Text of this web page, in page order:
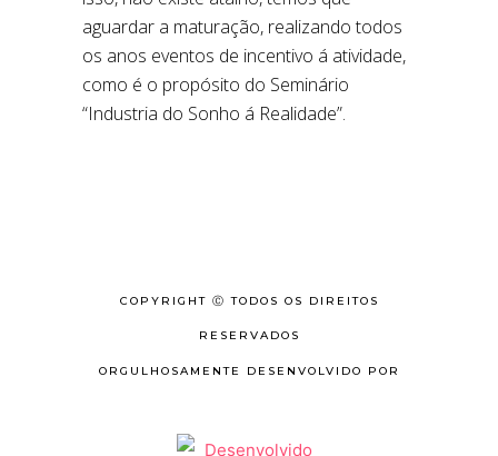
aguardar a maturação, realizando todos
os anos eventos de incentivo á atividade,
como é o propósito do Seminário
“Industria do Sonho á Realidade”.
COPYRIGHT Ⓒ TODOS OS DIREITOS
RESERVADOS
ORGULHOSAMENTE DESENVOLVIDO POR